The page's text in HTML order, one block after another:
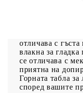
отличава с
влакна за
се отличава с
приятна на
Горната табла
според вашите